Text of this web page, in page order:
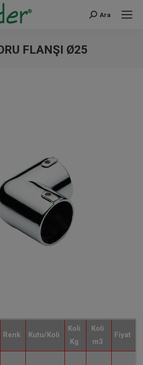
Search:
Ara
FLANŞI Ø25
Renk Kutu/Koli
Koli
Kg
Koli
m3
Fiyat